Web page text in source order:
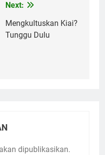
Next:
Mengkultuskan Kiai?
Tunggu Dulu
dipublikasikan.